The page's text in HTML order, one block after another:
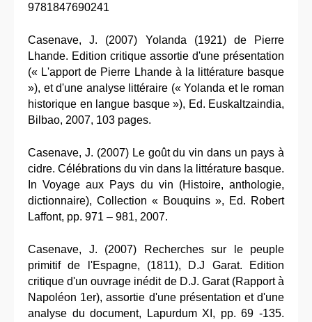
9781847690241
Casenave, J. (2007) Yolanda (1921) de Pierre
Lhande. Edition critique assortie d'une présentation
(« L'apport de Pierre Lhande à la littérature basque
»), et d'une analyse littéraire (« Yolanda et le roman
historique en langue basque »), Ed. Euskaltzaindia,
Bilbao, 2007, 103 pages.
Casenave, J. (2007) Le goût du vin dans un pays à
cidre. Célébrations du vin dans la littérature basque.
In Voyage aux Pays du vin (Histoire, anthologie,
dictionnaire), Collection « Bouquins », Ed. Robert
Laffont, pp. 971 – 981, 2007.
Casenave, J. (2007) Recherches sur le peuple
primitif de l'Espagne, (1811), D.J Garat. Edition
critique d'un ouvrage inédit de D.J. Garat (Rapport à
Napoléon 1er), assortie d'une présentation et d'une
analyse du document, Lapurdum XI, pp. 69 -135.